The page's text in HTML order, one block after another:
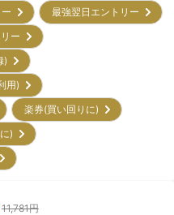
ー
最強翌日エントリー
リー
)
利用)
楽券(買い回りに)
に)
11,781円